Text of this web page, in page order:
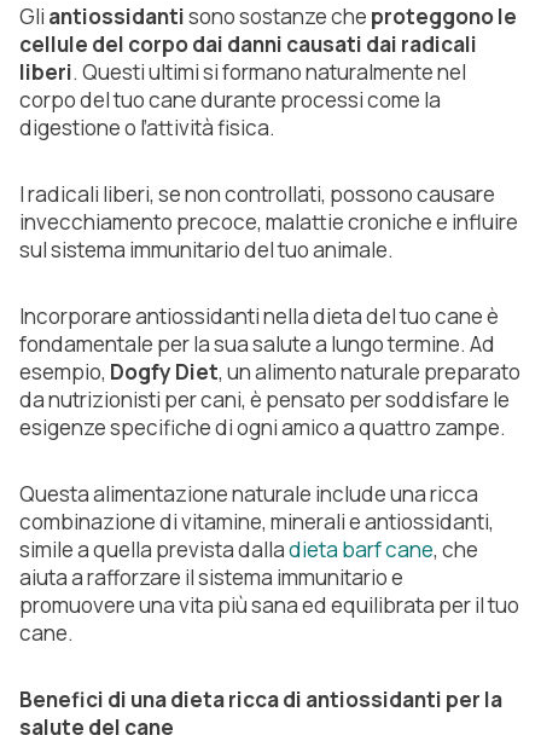
Gli antiossidantisono sostanze che proteggono le
cellule del corpo dai danni causati dai radicali
liberi. Questi ultimi si formano naturalmente nel
corpo del tuo cane durante processi come la
digestione o l’attività fisica.
I radicali liberi, se non controllati, possono causare
invecchiamento precoce, malattie croniche e influire
sul sistema immunitario del tuo animale.
Incorporare antiossidanti nella dieta del tuo cane è
fondamentale per la sua salute a lungo termine. Ad
esempio, Dogfy Diet, un alimento naturale preparato
da nutrizionisti per cani, è pensato per soddisfare le
esigenze specifiche di ogni amico a quattro zampe.
Questa alimentazione naturale include una ricca
combinazione di vitamine, minerali e antiossidanti,
simile a quella prevista dalladieta barf cane, che
aiuta a rafforzare il sistema immunitario e
promuovere una vita più sana ed equilibrata per il tuo
cane.
Benefici di una dieta ricca di antiossidanti per la
salute del cane